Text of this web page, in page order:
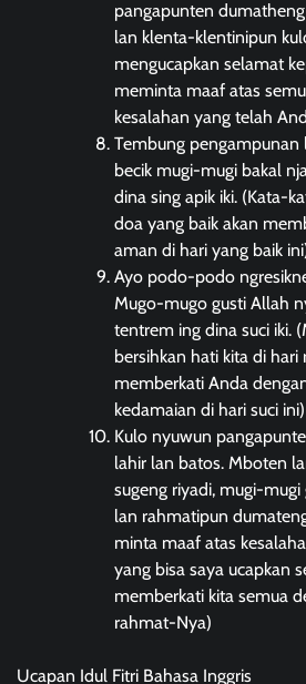
pangapunten
lan klenta-klentinipun
mengucapkan selamat
meminta maaf atas
kesalahan yang telah
Tembung pengampunan
becik mugi-mugi bakal
dina sing apik iki. (Kata-
doa yang baik akan
aman di hari yang baik
Ayo podo-podo
Mugo-mugo gusti Allah
tentrem ing dina suci iki.
bersihkan hati kita di hari
memberkati Anda
kedamaian di hari suci ini)
Kulo nyuwun
lahir lan batos. Mboten
sugeng riyadi, mugi-
lan rahmatipun
minta maaf atas
yang bisa saya ucapkan
memberkati kita semua
rahmat-Nya)
Ucapan Idul Fitri Bahasa Inggris